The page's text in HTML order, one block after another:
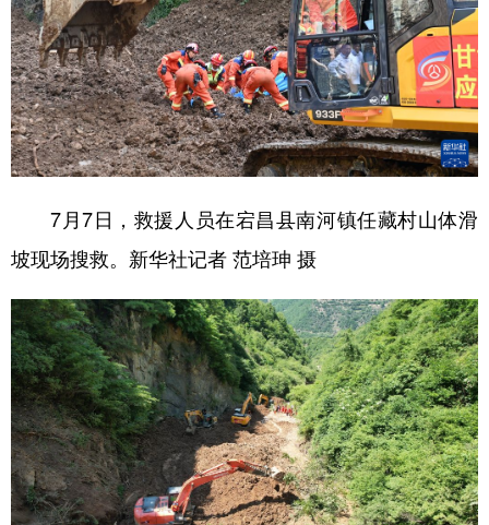
7月7日，救援人员在宕昌县南河镇任藏村山体滑
坡现场搜救。新华社记者 范培珅 摄